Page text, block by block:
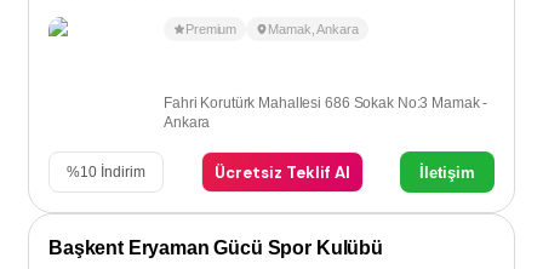
Premium Mamak ,Ankara
Fahri Korutürk Mahallesi 686 Sokak No:3 Mamak -
Ankara
%10 İndirim Ücretsiz Teklif Al İletişim
Başkent Eryaman Gücü Spor Kulübü